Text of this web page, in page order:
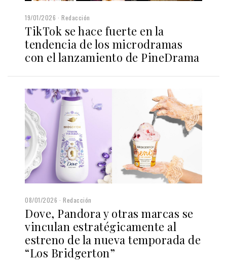
19/01/2026 Redacción
TikTok se hace fuerte en la
tendencia de los microdramas
con el lanzamiento de PineDrama
08/01/2026 Redacción
Dove, Pandora y otras marcas se
vinculan estratégicamente al
estreno de la nueva temporada de
“Los Bridgerton”